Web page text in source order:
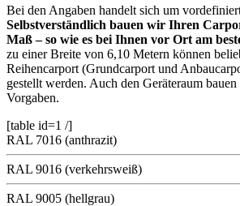
Bei den Angaben handelt sich um
Selbstverständlich bauen wir Ihren
Maß – so wie es bei Ihnen vor Ort am
zu einer Breite von 6,10 Metern können
Reihencarport (Grundcarport und
gestellt werden. Auch den Geräteraum
Vorgaben.
[table id=1 /]
RAL 7016 (anthrazit)
RAL 9016 (verkehrsweiß)
RAL 9005 (hellgrau)